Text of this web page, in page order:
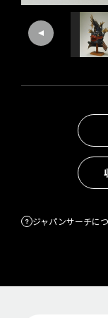
ジャパンサーチに